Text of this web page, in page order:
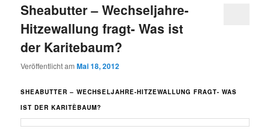
Sheabutter – Wechseljahre-
Hitzewallung fragt- Was ist
der Karitebaum?
Veröffentlicht amMai 18, 2012
SHEABUTTER – WECHSELJAHRE-HITZEWALLUNG FRAGT- WAS
IST DER KARITÈBAUM?